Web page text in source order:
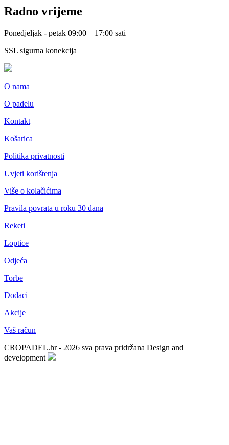
Radno vrijeme
Ponedjeljak - petak 09:00 – 17:00 sati
SSL sigurna konekcija
O nama
O padelu
Kontakt
Košarica
Politika privatnosti
Uvjeti korištenja
Više o kolačićima
Pravila povrata u roku 30 dana
Reketi
Loptice
Odjeća
Torbe
Dodaci
Akcije
Vaš račun
CROPADEL.hr - 2026 sva prava pridržana Design and
development